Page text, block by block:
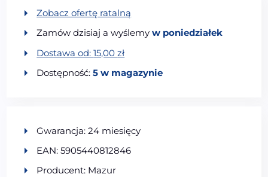
Zobacz ofertę ratalną
Zamów dzisiaj a wyślemyw poniedziałek
Dostawa od:15,00zł
Dostępność:5 w magazynie
Gwarancja: 24 miesięcy
EAN: 5905440812846
Producent: Mazur